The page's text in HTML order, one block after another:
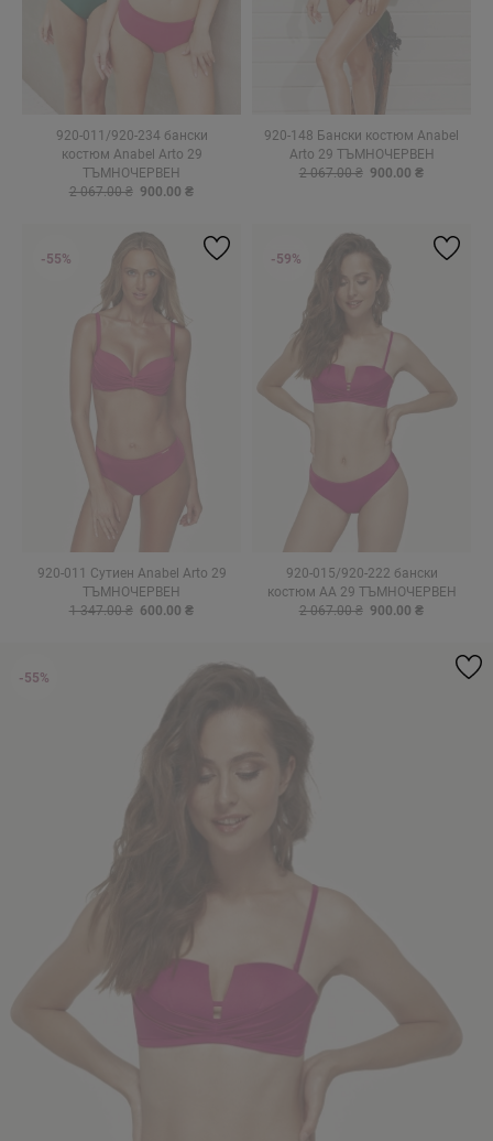
920-011/920-234 бански
костюм Anabel Arto 29
ТЪМНОЧЕРВЕН
2 067.00 ₴ 900.00 ₴
920-148 Бански костюм Anabel
Arto 29 ТЪМНОЧЕРВЕН
2 067.00 ₴ 900.00 ₴
920-011 Сутиен Anabel Arto 29
ТЪМНОЧЕРВЕН
1 347.00 ₴ 600.00 ₴
-55%
920-015/920-222 бански
костюм AA 29 ТЪМНОЧЕРВЕН
2 067.00 ₴ 900.00 ₴
-59%
-55%